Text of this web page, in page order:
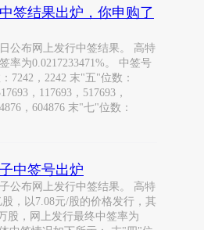
签结果出炉，你申购了
公布网上发行中签结果。 高特
率为0.0217233471%。 中签号
7242，2242 末"五"位数：
，117693，517693，
，604876 末"七"位数：
中签号出炉
公布网上发行中签结果。 高特
，以7.08元/股的价格发行，其
股，网上发行最终中签率为